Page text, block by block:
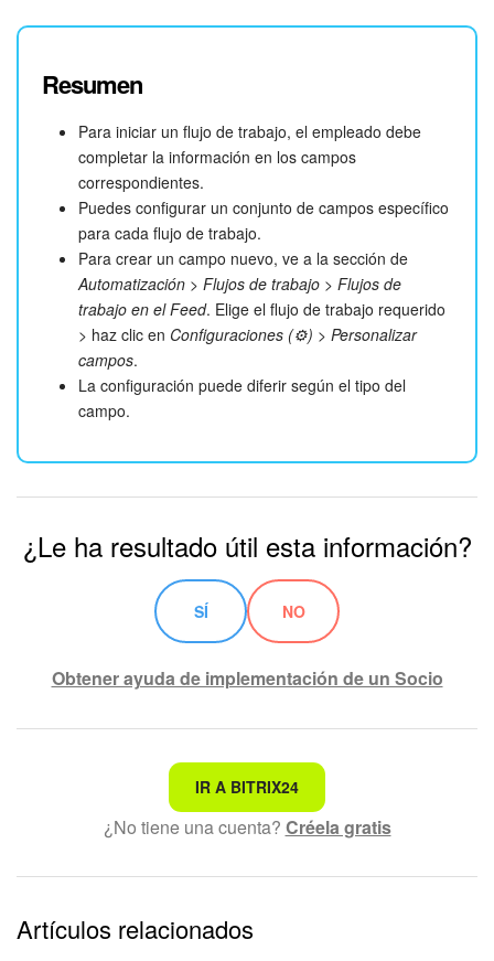
Número: cualquier número.
Archivo: cualquier documento o imagen.
Link a secciones : vincular un elemento a una carpeta de
otro flujo de trabajo.
Link a elementos
: vincular un elemento de un flujo de
trabajo a elementos de otro flujo de trabajo.
: fecha sin hora.
Fecha/Hora
: cualquier fecha y hora.
Texto/HTML
: texto con etiquetas HTML.
Link a elementos (lista desplegable)
: vincular un
elemento de un flujo de trabajo a elementos de otro flujo
de trabajo. Debes seleccionar un elemento de la lista.
Contador: recuento automático de elementos de un flujo
de trabajo. El número aumenta con cada nuevo
elemento.
negociación, un contacto o una compañía.
Archivo (Drive): cualquier archivo. Puedes seleccionar
un archivo de la unidad de tu computadora o de Bitrix24
Vincular a empleado
: vincular a un empleado de la
Resumen
Para iniciar un flujo de trabajo, el empleado debe
completar la información en los campos
correspondientes.
Puedes configurar un conjunto de campos específico
para cada flujo de trabajo.
Para crear un campo nuevo, ve a la sección de
Automatización > Flujos de trabajo > Flujos de
trabajo en el Feed. Elige el flujo de trabajo requerido
> haz clic en Configuraciones (⚙️) > Personalizar
campos.
La configuración puede diferir según el tipo del
campo.
¿Le ha resultado útil esta información?
SÍ NO
Obtener ayuda de implementación de un Socio
No es lo que estoy buscando
Texto complicado e incomprensible
La información está desactualizada
La explicación es demasiado corta. Necesito más
información
IR A BITRIX24
¿No tiene una cuenta? Créela gratis
Artículos relacionados